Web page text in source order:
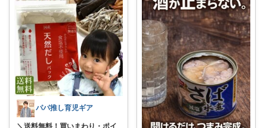
パパ推し育児ギア
＼送料無料！買いまわり・ポイ